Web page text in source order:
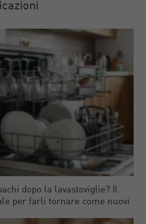
dopo la lavastoviglie? Il
per farli tornare come nuovi